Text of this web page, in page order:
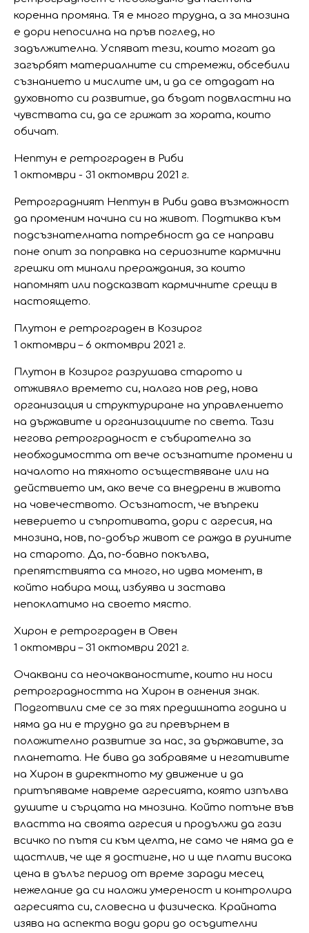
коренна промяна. Тя е много трудна, а за мнозина
е дори непосилна на пръв поглед, но
задължителна. Успяват тези, които могат да
загърбят материалните си стремежи, обсебили
съзнанието и мислите им, и да се отдадат на
духовното си развитие, да бъдат подвластни на
чувствата си, да се грижат за хората, които
обичат.
Нептун е ретрограден в Риби
1 октомври - 31 октомври 2021 г.
Ретроградният Нептун в Риби дава възможност
да променим начина си на живот. Подтиква към
подсъзнателната потребност да се направи
поне опит за поправка на сериозните кармични
грешки от минали прераждания, за които
напомнят или подсказват кармичните срещи в
настоящето.
Плутон е ретрограден в Козирог
1 октомври – 6 октомври 2021 г.
Плутон в Козирог разрушава старото и
отживяло времето си, налага нов ред, нова
организация и структуриране на управлението
на държавите и организациите по света. Тази
негова ретроградност е събирателна за
необходимостта от вече осъзнатите промени и
началото на тяхното осъществяване или на
действието им, ако вече са внедрени в живота
на човечеството. Осъзнатост, че въпреки
неверието и съпротивата, дори с агресия, на
мнозина, нов, по-добър живот се ражда в руините
на старото. Да, по-бавно покълва,
препятствията са много, но идва момент, в
който набира мощ, избуява и застава
непоклатимо на своето място.
Хирон е ретрограден в Овен
1 октомври – 31 октомври 2021 г.
Очаквани са неочакваностите, които ни носи
ретроградността на Хирон в огнения знак.
Подготвили сме се за тях предишната година и
няма да ни е трудно да ги превърнем в
положително развитие за нас, за държавите, за
планетата. Не бива да забравяме и негативите
на Хирон в директното му движение и да
притъпяваме навреме агресията, която изпълва
душите и сърцата на мнозина. Който потъне във
властта на своята агресия и продължи да гази
всичко по пътя си към целта, не само че няма да е
щастлив, че ще я достигне, но и ще плати висока
цена в дълъг период от време заради месец
нежелание да си наложи умереност и контролира
агресията си, словесна и физическа. Крайната
изява на аспекта води дори до осъдителни